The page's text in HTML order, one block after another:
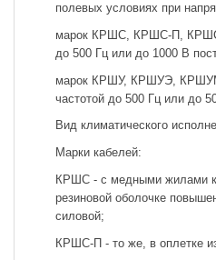
полевых условиях при
марок КРШС, КРШС-П,
до 500 Гц или до 1000 В
марок КРШУ, КРШУЭ,
частотой до 500 Гц или до
Вид климатического
Марки кабелей:
КРШС - с медными жилами
резиновой оболочке
силовой;
КРШС-П - то же, в оплетке